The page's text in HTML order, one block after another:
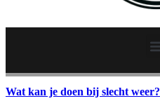
Wat kan je doen bij slecht weer?